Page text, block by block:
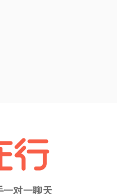
一对一聊天